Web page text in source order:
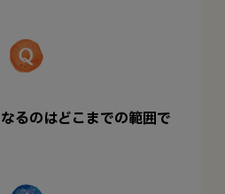
るのはどこまでの範囲で